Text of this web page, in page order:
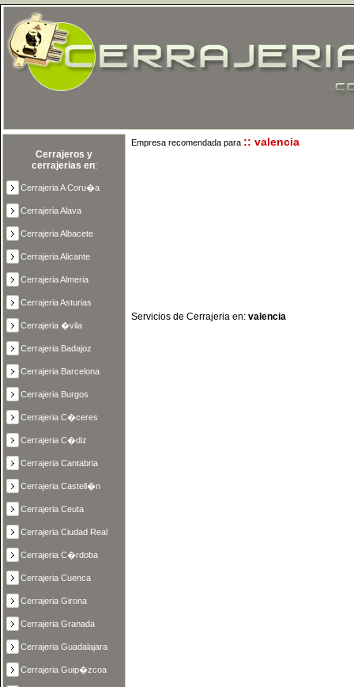
Cerrajeros y
cerrajerias en:
Cerrajeria A Coru�a
Cerrajeria Alava
Cerrajeria Albacete
Cerrajeria Alicante
Cerrajeria Almeria
Cerrajeria Asturias
Cerrajeria �vila
Cerrajeria Badajoz
Cerrajeria Barcelona
Cerrajeria Burgos
Cerrajeria C�ceres
Cerrajeria C�diz
Cerrajeria Cantabria
Cerrajeria Castell�n
Cerrajeria Ceuta
Cerrajeria Ciudad Real
Cerrajeria C�rdoba
Cerrajeria Cuenca
Cerrajeria Girona
Cerrajeria Granada
Cerrajeria Guadalajara
Cerrajeria Guip�zcoa
Empresa recomendada para :: valencia
Servicios de Cerrajeria en: valencia